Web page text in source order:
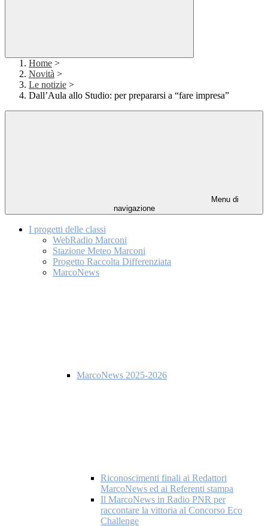
Home >
Novità >
Le notizie >
Dall’Aula allo Studio: per prepararsi a “fare impresa”
Menu di
navigazione
I progetti delle classi
WebRadio Marconi
Stazione Meteo Marconi
Progetto Raccolta Differenziata
MarcoNews
MarcoNews 2025-2026
Riconoscimenti finali ai Redattori
MarcoNews ed ai Referenti stampa
Il MarcoNews in Radio PNR per
raccontare la vittoria al Concorso Eco
Challenge